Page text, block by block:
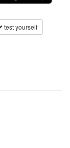
test yourself